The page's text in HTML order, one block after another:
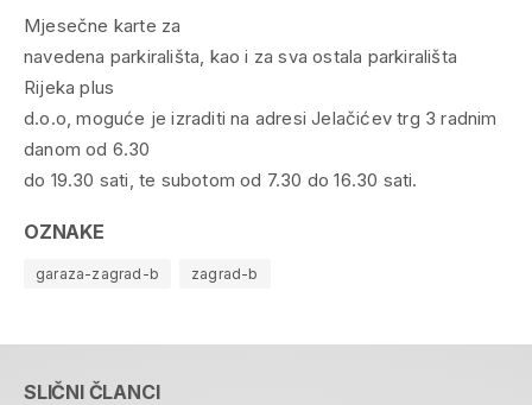
Mjesečne karte za
navedena parkirališta, kao i za sva ostala parkirališta
Rijeka plus
d.o.o, moguće je izraditi na adresi Jelačićev trg 3 radnim
danom od 6.30
do 19.30 sati, te subotom od 7.30 do 16.30 sati.
OZNAKE
garaza-zagrad-b zagrad-b
SLIČNI ČLANCI